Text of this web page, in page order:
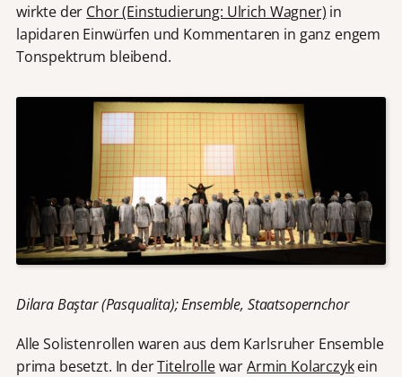
wirkte der Chor (Einstudierung: Ulrich Wagner) in
lapidaren Einwürfen und Kommentaren in ganz engem
Tonspektrum bleibend.
Dilara Baştar (Pasqualita); Ensemble, Staatsopernchor
Alle Solistenrollen waren aus dem Karlsruher Ensemble
prima besetzt. In derTitelrollewarArmin Kolarczykein